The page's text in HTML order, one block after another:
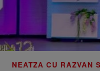
NEATZA CU RAZVAN